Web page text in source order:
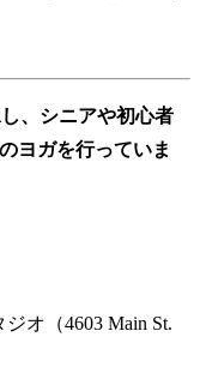
、シニアや初心者
ヨガを行っていま
ジオ（4603 Main St.